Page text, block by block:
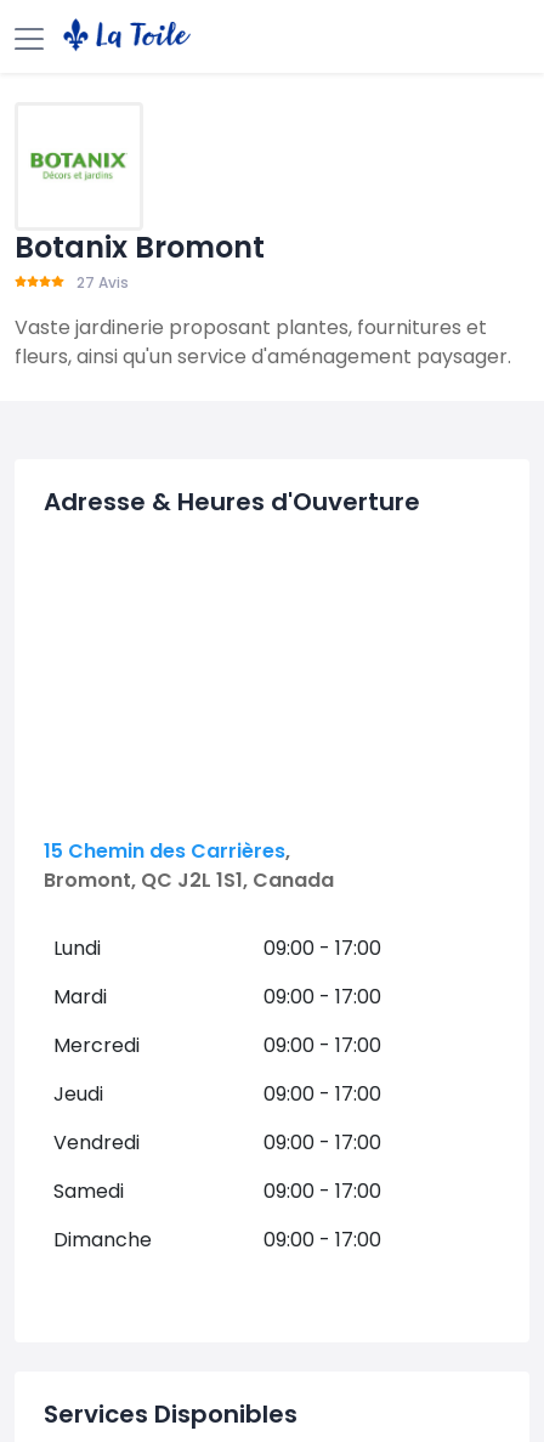
Botanix Bromont
27 Avis
Vaste jardinerie proposant plantes, fournitures et
fleurs, ainsi qu'un service d'aménagement paysager.
Adresse & Heures d'Ouverture
15 Chemin des Carrières,
Bromont, QC J2L 1S1, Canada
Lundi
09:00 - 17:00
Mardi
09:00 - 17:00
Mercredi
09:00 - 17:00
Jeudi
09:00 - 17:00
Vendredi
09:00 - 17:00
Samedi
09:00 - 17:00
Dimanche
09:00 - 17:00
Services Disponibles